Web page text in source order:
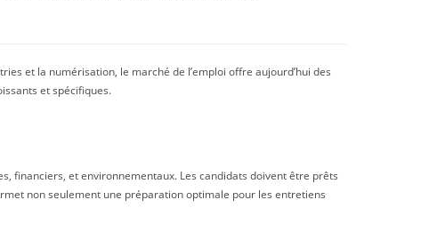
et la numérisation, le marché de l’emploi offre aujourd’hui des
et spécifiques.
financiers, et environnementaux. Les candidats doivent être prêts
non seulement une préparation optimale pour les entretiens